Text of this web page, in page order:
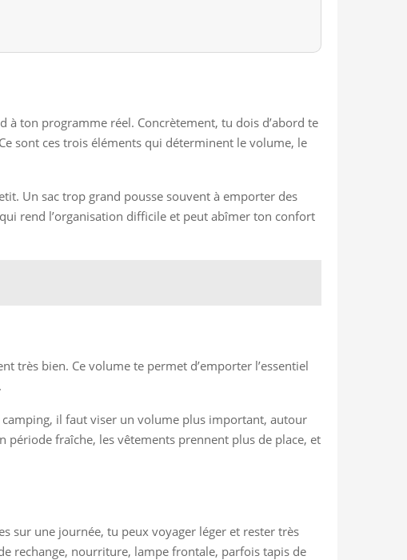
à ton programme réel. Concrètement, tu dois d’abord te
sont ces trois éléments qui déterminent le volume, le
Un sac trop grand pousse souvent à emporter des
rend l’organisation difficile et peut abîmer ton confort
très bien. Ce volume te permet d’emporter l’essentiel
il faut viser un volume plus important, autour
période fraîche, les vêtements prennent plus de place, et
sur une journée, tu peux voyager léger et rester très
rechange, nourriture, lampe frontale, parfois tapis de